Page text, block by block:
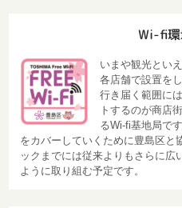
Wi-fi
いまや観光とい
各店舗で設置を
行き届く範囲に
トするのが商店
るWi-fi基地局で
をカバーしていくために豊島区と
ックまでには従来よりもさらに広
ように取り組む予定です。